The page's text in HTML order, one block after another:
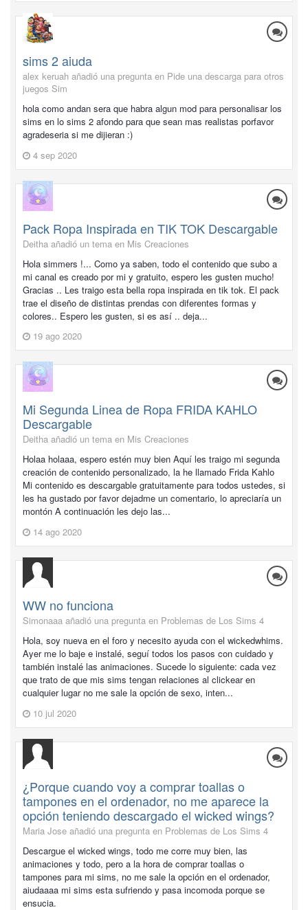
sims 2 aiuda
alex keruah añadió una pregunta en Pide una descarga para otros
juegos Sim
hola como andan sera que habra algun mod para personalisar los
sims en lo sims 2 afondo para que sean mas realistas porfavor
agradeseria si me dijieran :)
4 sep 2020
Pack Ropa Inspirada en TIK TOK Descargable
Deitha añadió un tema en Mis Creaciones
Hola simmers !... Como ya saben, todo el contenido que subo a
mi canal es creado por mi y gratuito, espero les gusten mucho!
Gracias .. Les traigo esta bella ropa inspirada en tik tok. El pack
trae el diseño de distintas prendas con diferentes formas y
colores.. Espero les gusten, si es así .. deja...
19 ago 2020
Mi Segunda Linea de Ropa FRIDA KAHLO
Descargable
Deitha añadió un tema en Mis Creaciones
Holaa holaaa, espero estén muy bien Aquí les traigo mi segunda
creación de contenido personalizado, la he llamado Frida Kahlo
Mi contenido es descargable gratuitamente para todos ustedes, si
les ha gustado por favor dejadme un comentario, lo apreciaría un
montón A continuación les dejo las...
14 ago 2020
WW no funciona
Simonaaa añadió una pregunta en Problemas de Los Sims 4
Hola, soy nueva en el foro y necesito ayuda con el wickedwhims.
Ayer me lo baje e instalé, seguí todos los pasos con cuidado y
también instalé las animaciones. Sucede lo siguiente: cada vez
que trato de que mis sims tengan relaciones al clickear en
cualquier lugar no me sale la opción de sexo, inten...
10 jul 2020
¿Porque cuando voy a comprar toallas o
tampones en el ordenador, no me aparece la
opción teniendo descargado el wicked wings?
Maria Jose añadió una pregunta en Problemas de Los Sims 4
Descargue el wicked wings, todo me corre muy bien, las
animaciones y todo, pero a la hora de comprar toallas o
tampones para mi sims, no me sale la opción en el ordenador,
aiudaaaa mi sims esta sufriendo y pasa incomoda porque se
ensucia.